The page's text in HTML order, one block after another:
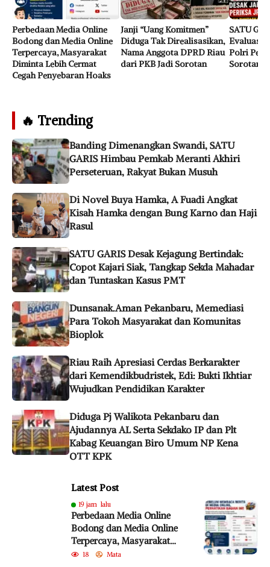
Perbedaan Media Online
Bodong dan Media Online
Terpercaya, Masyarakat
Diminta Lebih Cermat
Cegah Penyebaran Hoaks
Janji “Uang Komitmen”
Diduga Tak Direalisasikan,
Nama Anggota DPRD Riau
dari PKB Jadi Sorotan
SATU
Evaluasi
Polri
Sorotan
🔥 Trending
Banding Dimenangkan Swandi, SATU
GARIS Himbau Pemkab Meranti Akhiri
Perseteruan, Rakyat Bukan Musuh
Di Novel Buya Hamka, A Fuadi Angkat
Kisah Hamka dengan Bung Karno dan Haji
Rasul
SATU GARIS Desak Kejagung Bertindak:
Copot Kajari Siak, Tangkap Sekda Mahadar
dan Tuntaskan Kasus PMT
Dunsanak.Aman Pekanbaru, Memediasi
Para Tokoh Masyarakat dan Komunitas
Bioplok
Riau Raih Apresiasi Cerdas Berkarakter
dari Kemendikbudristek, Edi: Bukti Ikhtiar
Wujudkan Pendidikan Karakter
Diduga Pj Walikota Pekanbaru dan
Ajudannya AL Serta Sekdako IP dan Plt
Kabag Keuangan Biro Umum NP Kena
OTT KPK
Latest Post
19 jam lalu
Perbedaan Media Online
Bodong dan Media Online
Terpercaya, Masyarakat
Diminta Lebih Cermat
18 Mata